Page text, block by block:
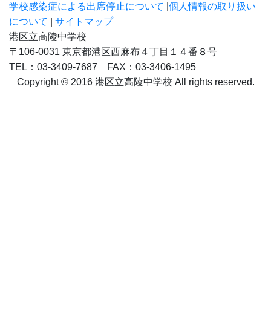
学校感染症による出席停止について 個人情報の取り扱い
について
サイトマップ
港区立高陵中学校
〒106-0031 東京都港区西麻布４丁目１４番８号
TEL：03-3409-7687 FAX：03-3406-1495
Copyright © 2016 港区立高陵中学校 All rights reserved.